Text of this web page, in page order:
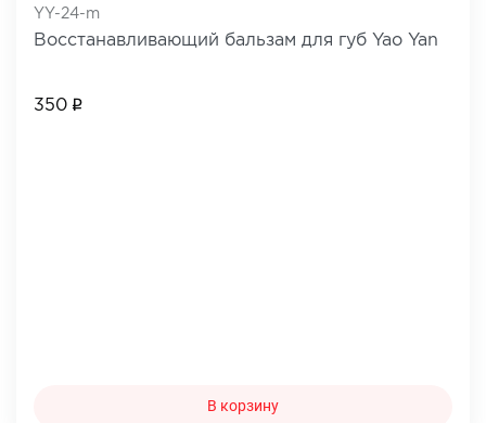
YY-24-m
Восстанавливающий бальзам для губ Yao Yan
350
В корзину